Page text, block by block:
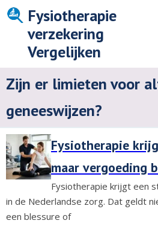
Fysiotherapie
verzekering
Vergelijken
Zijn er limieten voor
geneeswijzen?
Fysiotherapie
maar vergoeding
Fysiotherapie krijgt een
in de Nederlandse zorg. Dat geldt
een blessure of